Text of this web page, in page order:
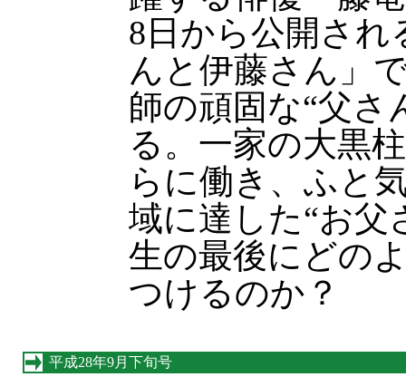
8日から公開され
んと伊藤さん」
師の頑固な“父さ
る。一家の大黒
らに働き、ふと
域に達した“お父
生の最後にどの
つけるのか？
平成28年9月下旬号